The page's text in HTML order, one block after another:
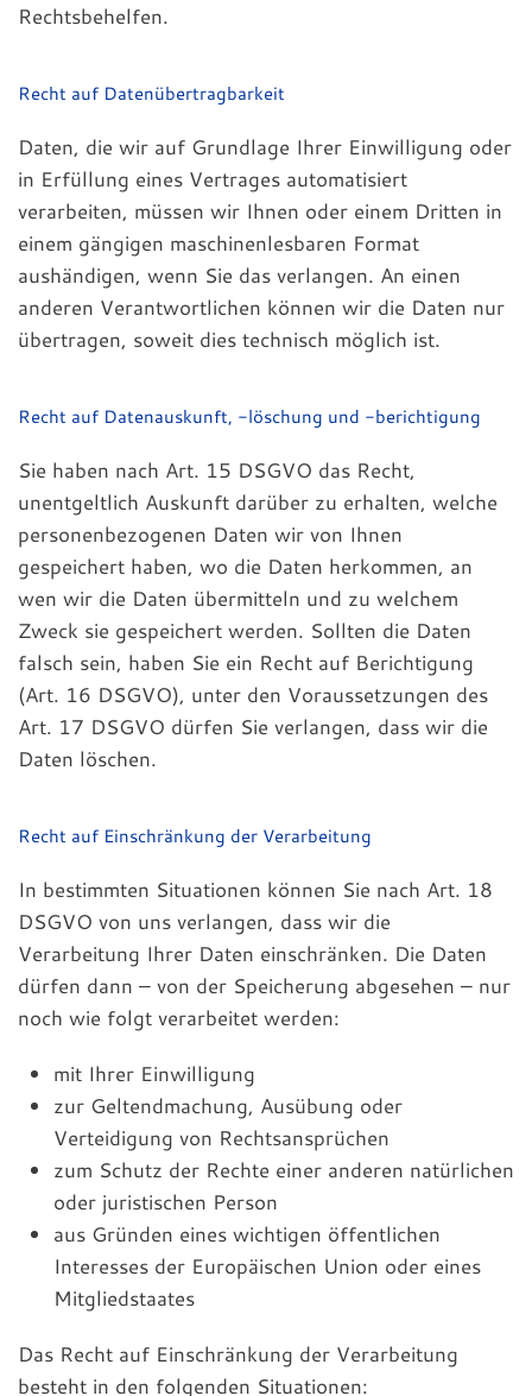
Rechtsbehelfen.
Recht auf Datenübertragbarkeit
Daten, die wir auf Grundlage Ihrer Einwilligung oder
in Erfüllung eines Vertrages automatisiert
verarbeiten, müssen wir Ihnen oder einem Dritten in
einem gängigen maschinenlesbaren Format
aushändigen, wenn Sie das verlangen. An einen
anderen Verantwortlichen können wir die Daten nur
übertragen, soweit dies technisch möglich ist.
Recht auf Datenauskunft, -löschung und -berichtigung
Sie haben nach Art. 15 DSGVO das Recht,
unentgeltlich Auskunft darüber zu erhalten, welche
personenbezogenen Daten wir von Ihnen
gespeichert haben, wo die Daten herkommen, an
wen wir die Daten übermitteln und zu welchem
Zweck sie gespeichert werden. Sollten die Daten
falsch sein, haben Sie ein Recht auf Berichtigung
(Art. 16 DSGVO), unter den Voraussetzungen des
Art. 17 DSGVO dürfen Sie verlangen, dass wir die
Daten löschen.
Recht auf Einschränkung der Verarbeitung
In bestimmten Situationen können Sie nach Art. 18
DSGVO von uns verlangen, dass wir die
Verarbeitung Ihrer Daten einschränken. Die Daten
dürfen dann – von der Speicherung abgesehen – nur
noch wie folgt verarbeitet werden:
mit Ihrer Einwilligung
zur Geltendmachung, Ausübung oder
Verteidigung von Rechtsansprüchen
zum Schutz der Rechte einer anderen natürlichen
oder juristischen Person
aus Gründen eines wichtigen öffentlichen
Interesses der Europäischen Union oder eines
Mitgliedstaates
Das Recht auf Einschränkung der Verarbeitung
besteht in den folgenden Situationen: